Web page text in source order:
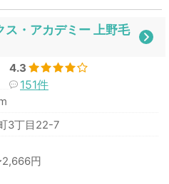
ス・アカデミー 上野毛
4.3
151件
3丁目22-7
円